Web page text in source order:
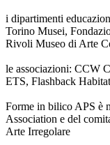
i dipartimenti
Torino Musei,
Rivoli Museo di Arte
le associazioni: CCW
ETS, Flashback
Forme in bilico APS è
Association e del
Arte Irregolare